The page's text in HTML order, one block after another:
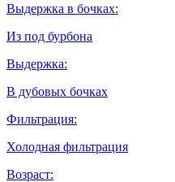
Выдержка в бочках:
Из под бурбона
Выдержка:
В дубовых бочках
Фильтрация:
Холодная фильтрация
Возраст: